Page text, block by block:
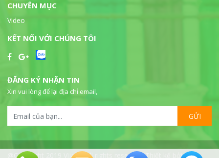
CHUYÊN MỤC
Video
KẾT NỐI VỚI CHÚNG TÔI
ĐĂNG KÝ NHẬN TIN
Xin vui lòng để lại địa chỉ email,
GỬI
@Copyright 2019 Vijalab all rights reserved. Thiết kế bởi